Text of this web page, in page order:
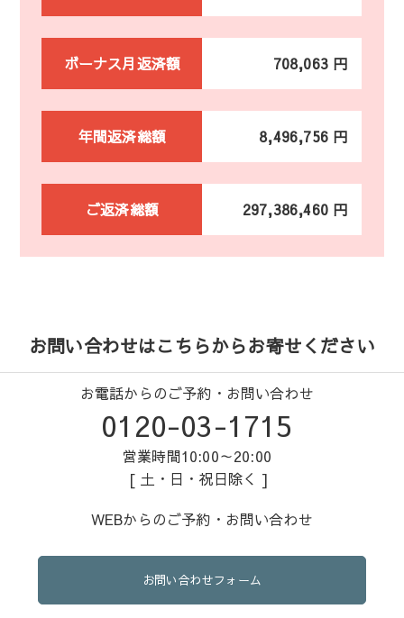
ボーナス月返済額 708,063 円
年間返済総額 8,496,756 円
ご返済総額 297,386,460 円
お問い合わせはこちらからお寄せください
お電話からのご予約・お問い合わせ
0120-03-1715
営業時間10:00～20:00
[ 土・日・祝日除く ]
WEBからのご予約・お問い合わせ
お問い合わせフォーム